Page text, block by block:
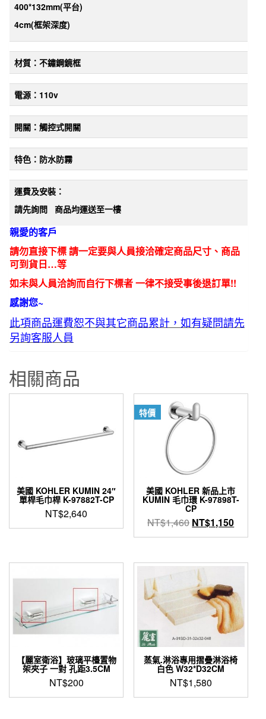
妝
鏡
不
銹
鋼
鏡
框
附
有
平
臺
數
量
400*132mm(平台)
4cm(框架深度)
材質：不鏽鋼鏡框
電源：110v
開關：觸控式開關
特色：防水防霧
運費及安裝：
請先詢問 商品均運送至一樓
親愛的客戶
請勿直接下標 請一定要與人員接洽確定商品尺寸、商品
可到貨日…等
如未與人員洽詢而自行下標者 一律不接受事後退訂單!!
感謝您~
此項商品運費恕不與其它商品累計，如有疑問請先
另詢客服人員
相關商品
美國 KOHLER KUMIN 24″
單桿毛巾桿 K-97882T-CP
NT$2,640
特價
美國 KOHLER 新品上市
KUMIN 毛巾環 K-97898T-
CP
NT$1,460 原
始
格：
NT$1,460。
NT$1,150目
前
格：
【麗室衛浴】玻璃平檯置物
架夾子 一對 孔距3.5CM
NT$200
蒸氣.淋浴專用摺疊淋浴椅
白色 W32*D32CM
NT$1,580